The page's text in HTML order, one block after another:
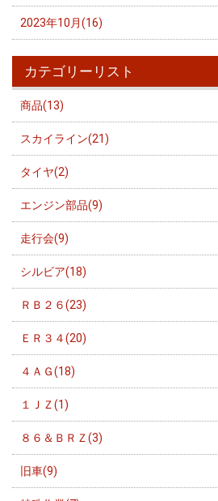
2023年10月(16)
カテゴリーリスト
商品(13)
スカイライン(21)
タイヤ(2)
エンジン部品(9)
走行会(9)
シルビア(18)
ＲＢ２６(23)
ＥＲ３４(20)
４ＡＧ(18)
１ＪＺ(1)
８６＆ＢＲＺ(3)
旧車(9)